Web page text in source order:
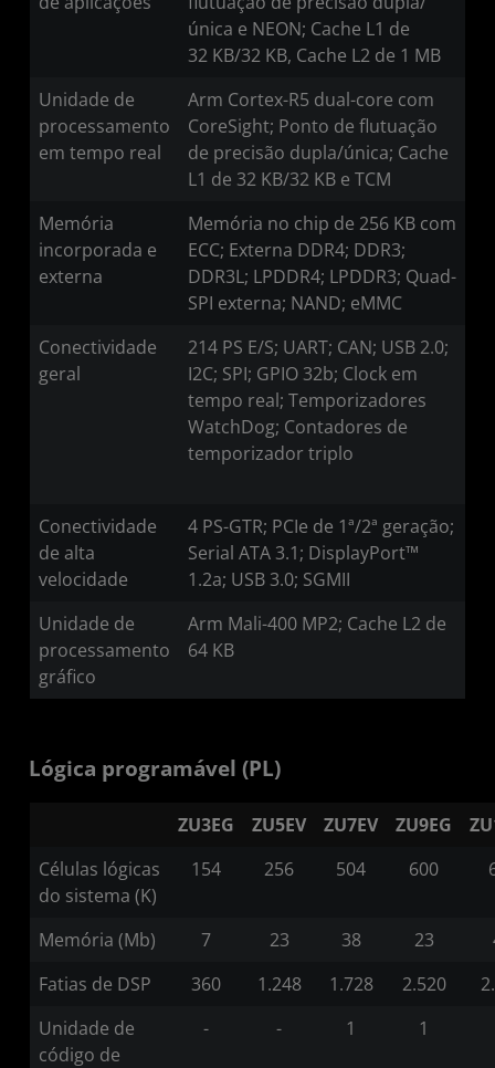
única e NEON; Cache L1 de
32 KB/32 KB, Cache L2 de 1 MB
Unidade de
processamento
em tempo real
Arm Cortex-R5 dual-core com
CoreSight; Ponto de flutuação
de precisão dupla/única; Cache
L1 de 32 KB/32 KB e TCM
Memória
incorporada e
externa
Memória no chip de 256 KB com
ECC; Externa DDR4; DDR3;
DDR3L; LPDDR4; LPDDR3; Quad-
SPI externa; NAND; eMMC
Conectividade
geral
214 PS E/S; UART; CAN; USB 2.0;
I2C; SPI; GPIO 32b; Clock em
tempo real; Temporizadores
WatchDog; Contadores de
temporizador triplo
Conectividade
de alta
velocidade
4 PS-GTR; PCIe de 1ª/2ª geração;
Serial ATA 3.1; DisplayPort™
1.2a; USB 3.0; SGMII
Unidade de
processamento
gráfico
Arm Mali-400 MP2; Cache L2 de
64 KB
Lógica programável (PL)
ZU3EG ZU5EV ZU7EV ZU9EG
Células lógicas
do sistema (K)
154 256 504 600
Memória (Mb) 7 23 38 23
Fatias de DSP
360 1.248 1.728 2.520
Unidade de
código de
- - 1 1